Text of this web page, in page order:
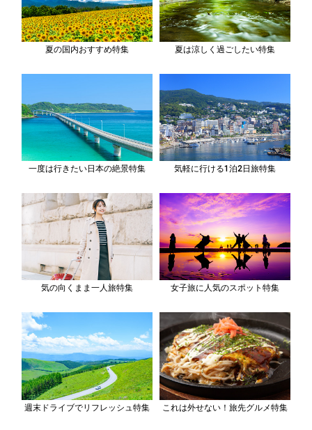
夏の国内おすすめ特集 夏は涼しく過ごしたい特集
一度は行きたい日本の絶景特集 気軽に行ける1泊2日旅特集
気の向くまま一人旅特集 女子旅に人気のスポット特集
週末ドライブでリフレッシュ特集 これは外せない！旅先グルメ特集